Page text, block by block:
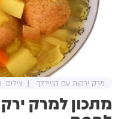
מתכון למרק
מרק ירקות עם קניידלך